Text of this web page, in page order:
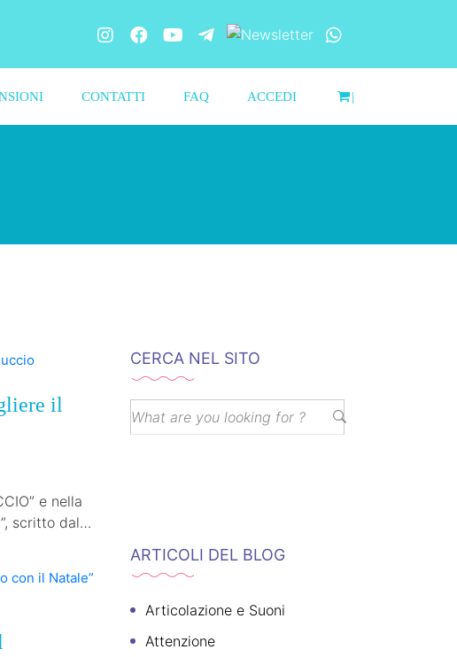
CONTATTI FAQ ACCEDI |
il
e nella
scritto dalla
CERCA NEL SITO
ARTICOLI DEL BLOG
Articolazione e Suoni
Attenzione